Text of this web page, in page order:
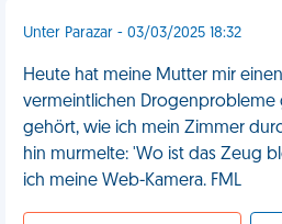
Unter Parazar - 03/03/2025 18:32
Heute hat meine Mutter mir
vermeintlichen Drogenprobleme
gehört, wie ich mein Zimmer
hin murmelte: 'Wo ist das Zeug
ich meine Web-Kamera. FML